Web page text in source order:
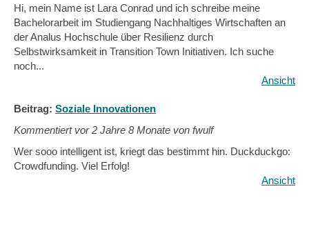
Hi, mein Name ist Lara Conrad und ich schreibe meine
Bachelorarbeit im Studiengang Nachhaltiges Wirtschaften an
der Analus Hochschule über Resilienz durch
Selbstwirksamkeit in Transition Town Initiativen. Ich suche
noch...
Ansicht
Beitrag: Soziale Innovationen
Kommentiert vor2 Jahre 8 Monate von fwulf
Wer sooo intelligent ist, kriegt das bestimmt hin. Duckduckgo:
Crowdfunding. Viel Erfolg!
Ansicht